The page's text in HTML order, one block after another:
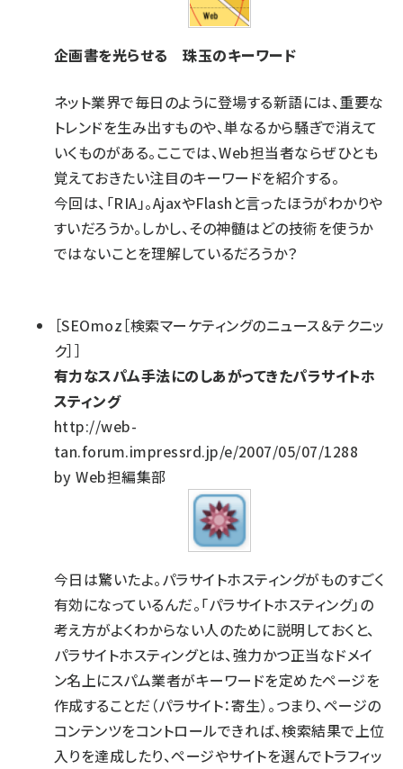
企画書を光らせる 珠玉のキーワード
ネット業界で毎日のように登場する新語には、重要な
トレンドを生み出すものや、単なるから騒ぎで消えて
いくものがある。ここでは、Web担当者ならぜひとも
覚えておきたい注目のキーワードを紹介する。
今回は、「RIA」。AjaxやFlashと言ったほうがわかりや
すいだろうか。しかし、その神髄はどの技術を使うか
ではないことを理解しているだろうか？
［SEOmoz［検索マーケティングのニュース＆テクニッ
ク］］
有力なスパム手法にのしあがってきたパラサイトホ
スティング
http://web-
tan.forum.impressrd.jp/e/2007/05/07/1288
by Web担編集部
今日は驚いたよ。パラサイトホスティングがものすごく
有効になっているんだ。「パラサイトホスティング」の
考え方がよくわからない人のために説明しておくと、
パラサイトホスティングとは、強力かつ正当なドメイ
ン名上にスパム業者がキーワードを定めたページを
作成することだ（パラサイト：寄生）。つまり、ページの
コンテンツをコントロールできれば、検索結果で上位
入りを達成したり、ページやサイトを選んでトラフィッ